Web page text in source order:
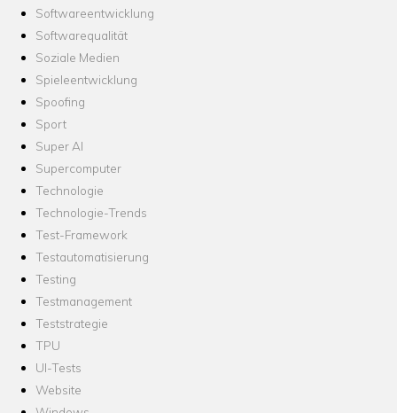
Softwareentwicklung
Softwarequalität
Soziale Medien
Spieleentwicklung
Spoofing
Sport
Super AI
Supercomputer
Technologie
Technologie-Trends
Test-Framework
Testautomatisierung
Testing
Testmanagement
Teststrategie
TPU
UI-Tests
Website